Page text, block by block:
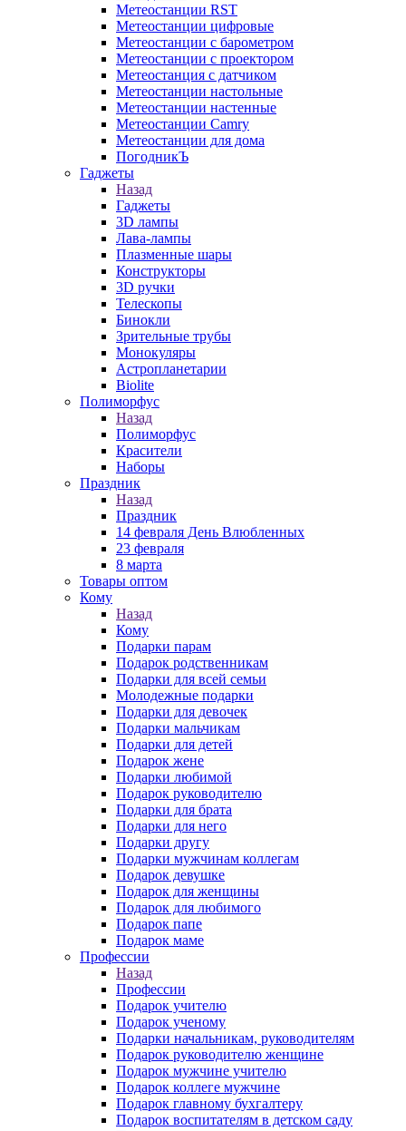
Метеостанции RST
Метеостанции цифровые
Метеостанции с барометром
Метеостанции с проектором
Метеостанция с датчиком
Метеостанции настольные
Метеостанции настенные
Метеостанции Camry
Метеостанции для дома
ПогодникЪ
Гаджеты
Назад
Гаджеты
3D лампы
Лава-лампы
Плазменные шары
Конструкторы
3D ручки
Телескопы
Бинокли
Зрительные трубы
Монокуляры
Астропланетарии
Biolite
Полиморфус
Назад
Полиморфус
Красители
Наборы
Праздник
Назад
Праздник
14 февраля День Влюбленных
23 февраля
8 марта
Товары оптом
Кому
Назад
Кому
Подарки парам
Подарок родственникам
Подарки для всей семьи
Молодежные подарки
Подарки для девочек
Подарки мальчикам
Подарки для детей
Подарок жене
Подарки любимой
Подарок руководителю
Подарки для брата
Подарки для него
Подарки другу
Подарки мужчинам коллегам
Подарок девушке
Подарок для женщины
Подарок для любимого
Подарок папе
Подарок маме
Профессии
Назад
Профессии
Подарок учителю
Подарок ученому
Подарки начальникам, руководителям
Подарок руководителю женщине
Подарок мужчине учителю
Подарок коллеге мужчине
Подарок главному бухгалтеру
Подарок воспитателям в детском саду